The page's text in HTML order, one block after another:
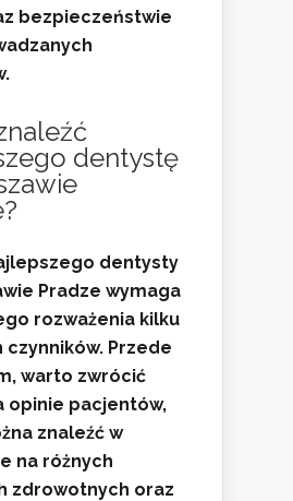
bezpieczeństwie
dentystę
dentysty
Pradze wymaga
rozważenia kilku
Przede
warto zwrócić
opinie pacjentów,
znaleźć w
na różnych
zdrowotnych oraz